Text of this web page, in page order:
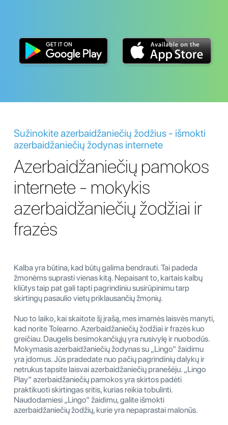
Sužinokite azerbaidžaniečių žodžius - išmokti
azerbaidžaniečių žodynas internete
Azerbaidžaniečių pamokos
internete - mokykis
azerbaidžaniečių žodžiai ir
frazės
Kalba yra būtina, kad būtų galima bendrauti. Tai padeda
žmonėms suprasti vienas kitą. Nepaisant to, kartais kalbų
kliūtys taip pat gali tapti pagrindiniu susirūpinimu tarp
skirtingų pasaulio vietų priklausančių žmonių.
Nuo to laiko, kai skaitote šį įrašą, mes imamės laisvės manyti,
kad norite Tolearno. Azerbaidžaniečių žodžiai ir frazės kuo
greičiau. Daugelis besimokančiųjų yra nusivylę ir nuobodūs.
Mokymasis azerbaidžaniečių žodynas su „Lingo“ žaidimu
yra įdomus. Jūs pradedate nuo pačių pagrindinių dalykų ir
netrukus tapsite laisvai azerbaidžaniečių pranešėju. „Lingo
Play“ azerbaidžaniečių pamokos yra skirtos padėti
praktikuoti skirtingas sritis, kurias reikia tobulinti.
Naudodamiesi „Lingo“ žaidimu, galite išmokti
azerbaidžaniečių žodžių, kurie yra nepaprastai malonūs.